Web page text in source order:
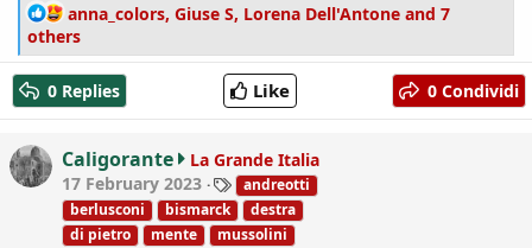
R
e
a
c
t
i
o
n
s
:
anna_colors, Giuse S, Lorena Dell'Antone and 7
others
0 Replies Like 0 Condividi
Caligorante
La Grande Italia
17 February 2023
T
a
g
s
andreotti
berlusconi
bismarck
destra
di pietro
mente
mussolini